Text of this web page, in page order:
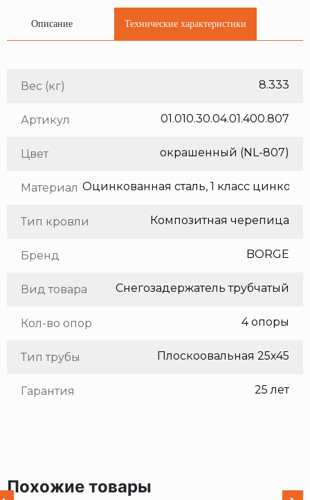
Описание Технические характеристики
Вес (кг) 8.333
Артикул 01.010.30.04.01.400.807
Цвет окрашенный (NL-807)
Материал
Тип кровли Композитная черепица
Бренд BORGE
Вид товара Снегозадержатель трубчатый
Кол-во опор 4 опоры
Тип трубы Плоскоовальная 25х45
Гарантия 25 лет
Похожие товары